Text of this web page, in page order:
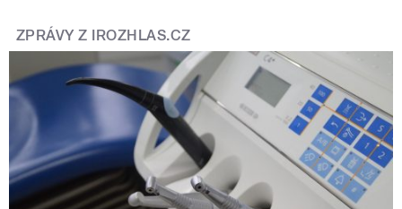
ZPRÁVY Z IROZHLAS.CZ